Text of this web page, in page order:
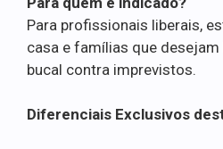
Para profissionais liberais,
casa e famílias que
bucal contra imprevistos.
Diferenciais Exclusivos